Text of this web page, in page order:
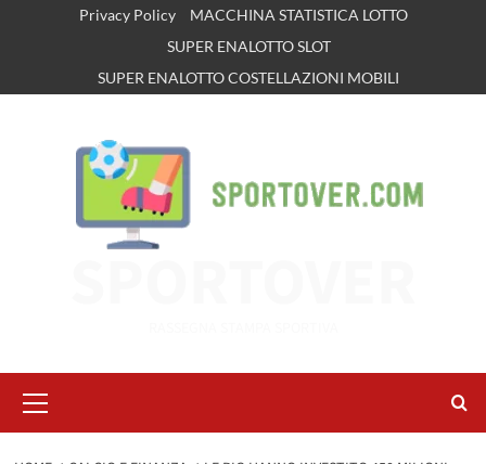
Privacy Policy
MACCHINA STATISTICA LOTTO
SUPER ENALOTTO SLOT
SUPER ENALOTTO COSTELLAZIONI MOBILI
principale